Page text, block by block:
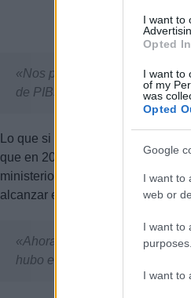
I want to
Opted In
I want to
of my
was
Opted
Google
I want to
web or
I want to
purposes.
I want to
«Nos pondría en 2024 en el
de PIB».
Lo que si ha querido valorar es
que en 2020 se aumentaran en
ministerio, añadiendo que es una
alcanzar el 60%.
«Ahora ya tenemos mas
hubo en la historia, que es el